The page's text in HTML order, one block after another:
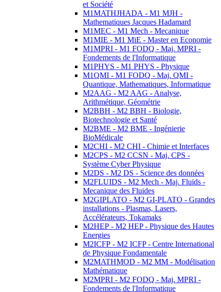
et Société
M1MATHJHADA - M1 MJH -
Mathematiques Jacques Hadamard
M1MEC - M1 Mech - Mecanique
M1MIE - M1 MiE - Master en Economie
M1MPRI - M1 FODQ - Maj. MPRI -
Fondements de l'Informatique
M1PHYS - M1 PHYS - Physique
M1QMI - M1 FODQ - Maj. QMI -
Quantique, Mathematiques, Informatique
M2AAG - M2 AAG - Analyse,
Arithmétique, Géométrie
M2BBH - M2 BBH - Biologie,
Biotechnologie et Santé
M2BME - M2 BME - Ingénierie
BioMédicale
M2CHI - M2 CHI - Chimie et Interfaces
M2CPS - M2 CCSN - Maj. CPS -
Système Cyber Physique
M2DS - M2 DS - Science des données
M2FLUIDS - M2 Mech - Maj. Fluids -
Mecanique des Fluides
M2GIPLATO - M2 GI-PLATO - Grandes
installations - Plasmas, Lasers,
Accélérateurs, Tokamaks
M2HEP - M2 HEP - Physique des Hautes
Energies
M2ICFP - M2 ICFP - Centre International
de Physique Fondamentale
M2MATHMOD - M2 MM - Modélisation
Mathématique
M2MPRI - M2 FODQ - Maj. MPRI -
Fondements de l'Informatique